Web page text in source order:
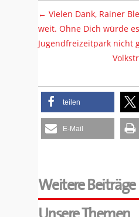
← Vielen Dank, Rainer
weit. Ohne Dich würde
Jugendfreizeitpark nicht
teilen
E-Mail
Weitere Beiträge